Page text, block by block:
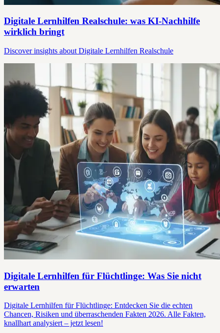
Digitale Lernhilfen Realschule: was KI-Nachhilfe
wirklich bringt
Discover insights about Digitale Lernhilfen Realschule
Digitale Lernhilfen für Flüchtlinge: Was Sie nicht
erwarten
Digitale Lernhilfen für Flüchtlinge: Entdecken Sie die echten
Chancen, Risiken und überraschenden Fakten 2026. Alle Fakten,
knallhart analysiert – jetzt lesen!